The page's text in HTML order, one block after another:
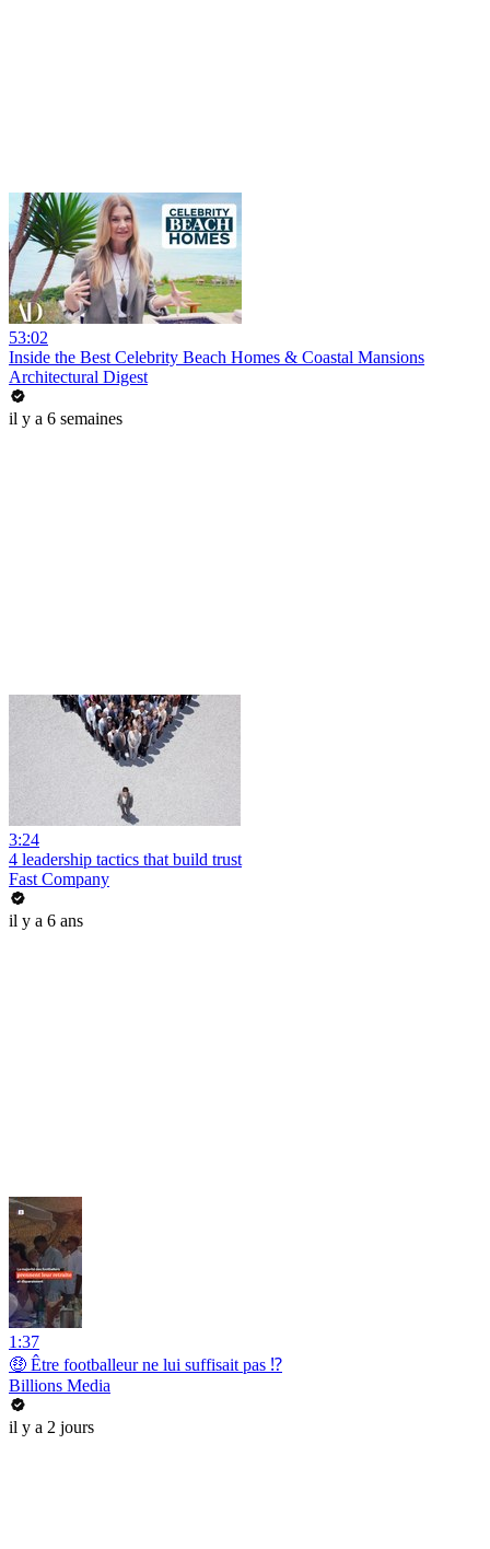
53:02
Inside the Best Celebrity Beach Homes & Coastal Mansions
Architectural Digest
il y a 6 semaines
3:24
4 leadership tactics that build trust
Fast Company
il y a 6 ans
1:37
🤑 Être footballeur ne lui suffisait pas ⁉️
Billions Media
il y a 2 jours